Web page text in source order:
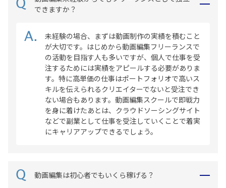
できますか？
未経験の場合、まずは動画制作の実績を積むこと
が大切です。はじめから動画編集フリーランスで
の活動を目指す人も多いですが、個人で仕事を受
注するためには実績をアピールする必要がありま
す。特に高単価の仕事はポートフォリオで高いス
キルを伝えられるクリエイターでないと受注でき
ない場合もあります。動画編集スクールで即戦力
を身に着けたあとは、クラウドソーシングサイト
などで副業として仕事を受注していくことで着実
にキャリアアップできるでしょう。
動画編集は初心者でもいくら稼げる？